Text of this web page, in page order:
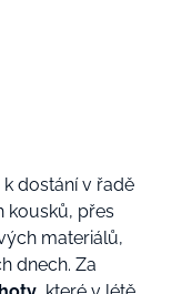
k dostání v řadě
kousků, přes
materiálů,
dnech. Za